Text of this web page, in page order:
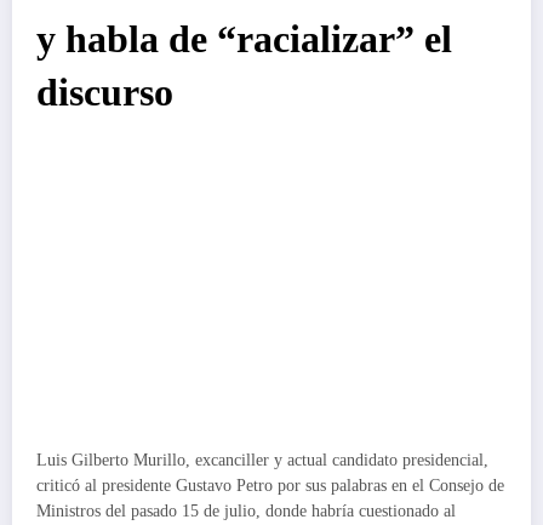
y habla de “racializar” el
discurso
Luis Gilberto Murillo, excanciller y actual candidato presidencial,
criticó al presidente Gustavo Petro por sus palabras en el Consejo de
Ministros del pasado 15 de julio, donde habría cuestionado al